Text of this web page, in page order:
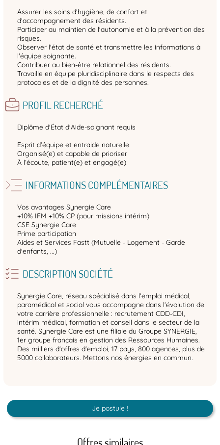
Assurer les soins d'hygiène, de confort et
d'accompagnement des résidents.
Participer au maintien de l'autonomie et à la prévention des
risques.
Observer l'état de santé et transmettre les informations à
l'équipe soignante.
Contribuer au bien-être relationnel des résidents.
Travaille en équipe pluridisciplinaire dans le respects des
protocoles et de la dignité des personnes.
PROFIL RECHERCHÉ
Diplôme d'État d'Aide-soignant requis
Esprit d’équipe et entraide naturelle
Organisé(e) et capable de prioriser
À l’écoute, patient(e) et engagé(e)
INFORMATIONS COMPLÉMENTAIRES
Vos avantages Synergie Care
+10% IFM +10% CP (pour missions intérim)
CSE Synergie Care
Prime participation
Aides et Services Fastt (Mutuelle - Logement - Garde
d'enfants, ...)
DESCRIPTION SOCIÉTÉ
Synergie Care, réseau spécialisé dans l’emploi médical,
paramédical et social vous accompagne dans l’évolution de
votre carrière professionnelle : recrutement CDD-CDI,
intérim médical, formation et conseil dans le secteur de la
santé. Synergie Care est une filiale du Groupe SYNERGIE,
1er groupe français en gestion des Ressources Humaines.
Des milliers d'offres d'emploi, 17 pays, 800 agences, plus de
5000 collaborateurs. Mettons nos énergies en commun.
Je postule !
Offres similaires